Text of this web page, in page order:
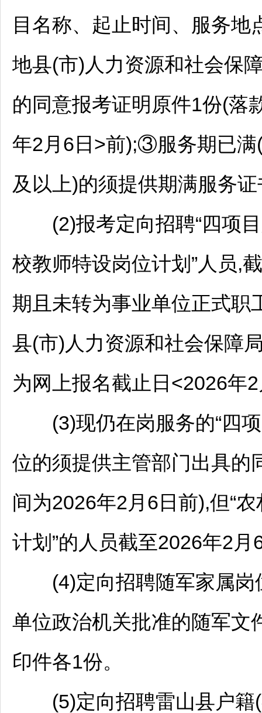
目名称、起止时间、服务
地县(市)人力资源和社会保
的同意报考证明原件1份(落
年2月6日>前);③服务期已满
及以上)的须提供期满服务
(2)报考定向招聘“四项
校教师特设岗位计划”人员,
期且未转为事业单位正式职
县(市)人力资源和社会保障
为网上报名截止日<2026年
(3)现仍在岗服务的“四项
位的须提供主管部门出具的
间为2026年2月6日前),但“
计划”的人员截至2026年2
(4)定向招聘随军家属
单位政治机关批准的随军文
印件各1份。
(5)定向招聘雷山县户籍